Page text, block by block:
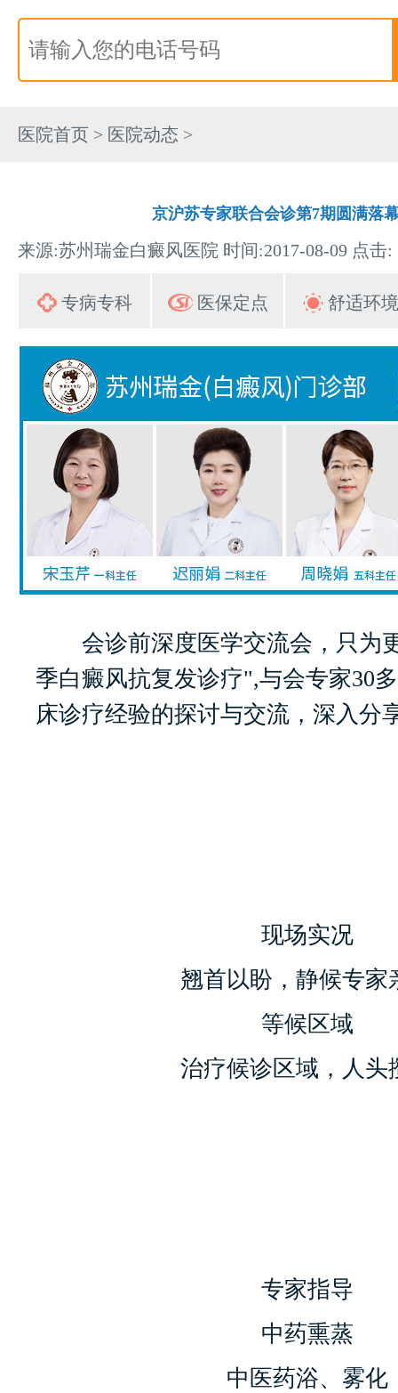
医院首页 > 医院动态 >
京沪苏专家联合会诊第7期圆满落
来源:苏州瑞金白癜风医院 时间:2017-08-09 点击:
专病专科 医保定点 舒适环境
会诊前深度医学交流会，只为
季白癜风抗复发诊疗",与会专家30
床诊疗经验的探讨与交流，深入分
现场实况
翘首以盼，静候专家
等候区域
治疗候诊区域，人头
专家指导
中药熏蒸
中医药浴、雾化